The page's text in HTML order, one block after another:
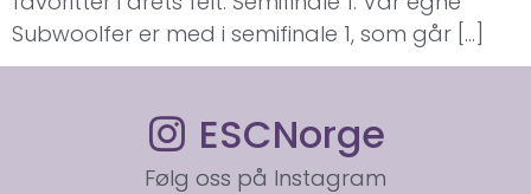
Subwoolfer er med i semifinale 1, som går […]
ESCNorge
Følg oss på Instagram